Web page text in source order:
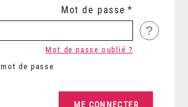
Mot de passe
?
mot de passe
Mot de passe oublié ?